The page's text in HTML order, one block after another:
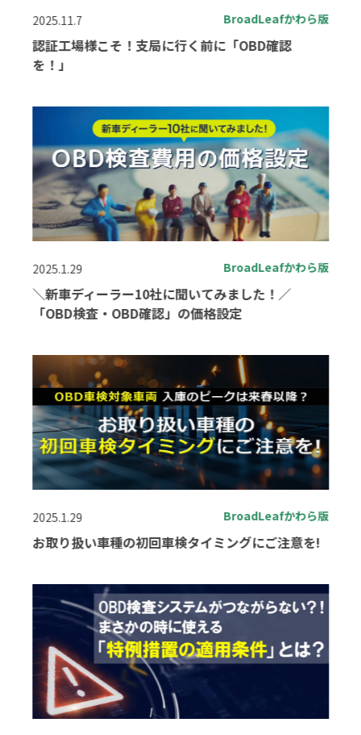
2025.11.7 BroadLeafかわら版
認証工場様こそ！支局に行く前に「OBD確認
を！」
2025.1.29 BroadLeafかわら版
＼新車ディーラー10社に聞いてみました！／
「OBD検査・OBD確認」の価格設定
2025.1.29 BroadLeafかわら版
お取り扱い車種の初回車検タイミングにご注意を!